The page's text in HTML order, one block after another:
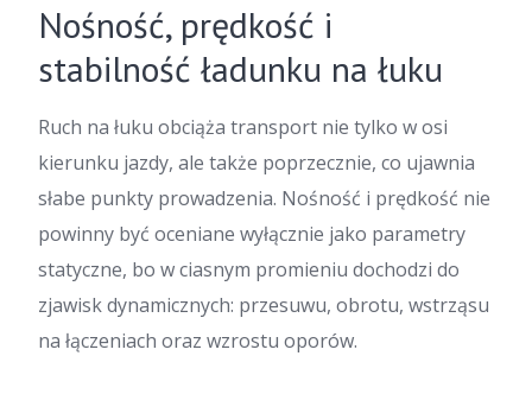
Nośność, prędkość i
stabilność ładunku na łuku
Ruch na łuku obciąża transport nie tylko w osi
kierunku jazdy, ale także poprzecznie, co ujawnia
słabe punkty prowadzenia. Nośność i prędkość nie
powinny być oceniane wyłącznie jako parametry
statyczne, bo w ciasnym promieniu dochodzi do
zjawisk dynamicznych: przesuwu, obrotu, wstrząsu
na łączeniach oraz wzrostu oporów.